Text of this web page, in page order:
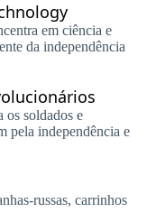
em ciência e
da independência
os soldados e
pela independência e
russas, carrinhos